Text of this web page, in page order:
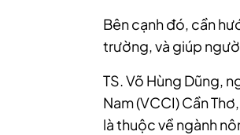
Bên cạnh đó, cần
trường, và giúp
TS. Võ Hùng Dũng,
Nam (VCCI) Cần
là thuộc về ngành